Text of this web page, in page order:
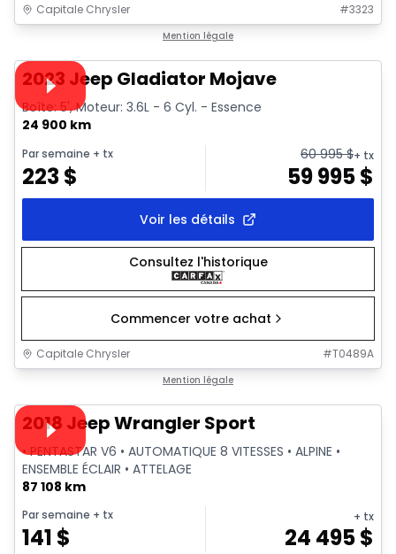
Capitale Chrysler #3323
Mention légale
Vidéo disponible
2023 Jeep Gladiator Mojave
Boîte: 5', Moteur: 3.6L - 6 Cyl. - Essence
24 900 km
Par semaine + tx
223$
60 995$+ tx
59 995$
Voir les détails
Consultez l'historique
Commencer votre achat
Capitale Chrysler #T0489A
Mention légale
Vidéo disponible
2018 Jeep Wrangler Sport
• PENTASTAR V6 • AUTOMATIQUE 8 VITESSES • ALPINE •
ENSEMBLE ÉCLAIR • ATTELAGE
87 108 km
Par semaine + tx
141 $
+ tx
24 495$